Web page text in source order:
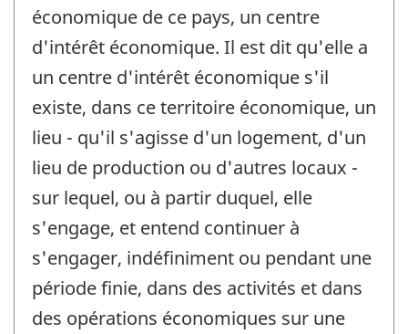
économique de ce pays, un centre
d'intérêt économique. Il est dit qu'elle a
un centre d'intérêt économique s'il
existe, dans ce territoire économique, un
lieu - qu'il s'agisse d'un logement, d'un
lieu de production ou d'autres locaux -
sur lequel, ou à partir duquel, elle
s'engage, et entend continuer à
s'engager, indéfiniment ou pendant une
période finie, dans des activités et dans
des opérations économiques sur une